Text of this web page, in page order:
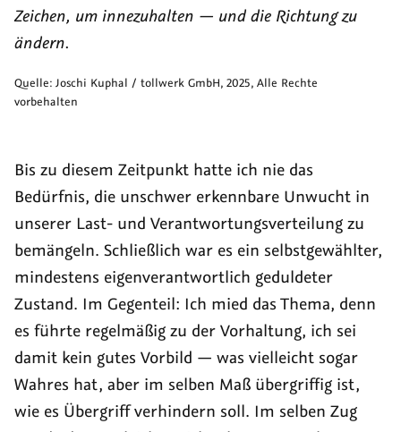
Zeichen, um innezuhalten — und die Richtung zu
ändern.
Quelle: Joschi Kuphal / tollwerk GmbH, 2025, Alle Rechte
vorbehalten
Bis zu diesem Zeitpunkt hatte ich nie das
Bedürfnis, die unschwer erkennbare Unwucht in
unserer Last- und Verantwortungsverteilung zu
bemängeln. Schließlich war es ein selbstgewählter,
mindestens eigenverantwortlich geduldeter
Zustand. Im Gegenteil: Ich mied das Thema, denn
es führte regelmäßig zu der Vorhaltung, ich sei
damit kein gutes Vorbild — was vielleicht sogar
Wahres hat, aber im selben Maß übergriffig ist,
wie es Übergriff verhindern soll. Im selben Zug